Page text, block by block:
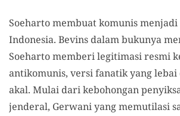
Soeharto membuat komunis menjadi
Indonesia. Bevins dalam bukunya
Soeharto memberi legitimasi resmi
antikomunis, versi fanatik yang lebai
akal. Mulai dari kebohongan
jenderal, Gerwani yang memutilasi